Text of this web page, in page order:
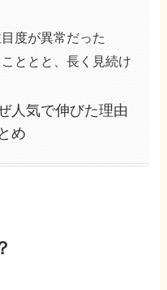
度が異常だった
ととと、長く見続け
人気で伸びた理由
め